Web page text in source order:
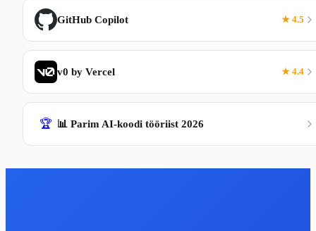
GitHub Copilot ★ 4.5
v0 by Vercel ★ 4.4
🏆 📊 Parim AI-koodi tööriist 2026